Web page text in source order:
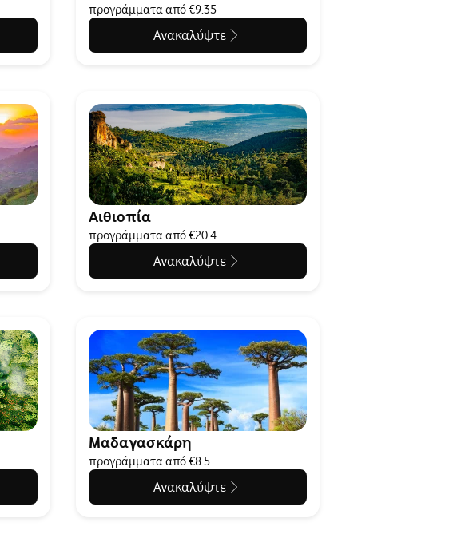
προγράμματα από €9.35
Ανακαλύψτε
Αιθιοπία
προγράμματα από €20.4
Ανακαλύψτε
Μαδαγασκάρη
προγράμματα από €8.5
Ανακαλύψτε